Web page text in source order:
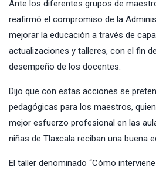
Ante los diferentes grupos de
reafirmó el compromiso de la
mejorar la educación a través de
actualizaciones y talleres, con el fin
desempeño de los docentes.
Dijo que con estas acciones se
pedagógicas para los maestros,
mejor esfuerzo profesional en las
niñas de Tlaxcala reciban una buena
El taller denominado “Cómo